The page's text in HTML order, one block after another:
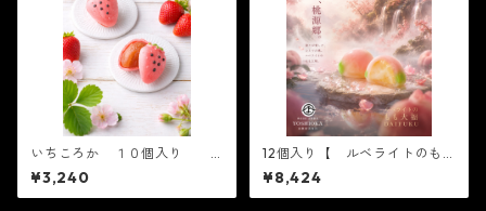
いちころか １０個入り
父の日 かわいい フルー
ツ大福 人気 テレビで話
題 中元 贈り物 フルー
¥3,240
12個入り【 ルベライトのも
も 6個入り×2箱 】【フル
ーツ大福】ルベライトのもも6
個入り※配送日時指定必須
¥8,424